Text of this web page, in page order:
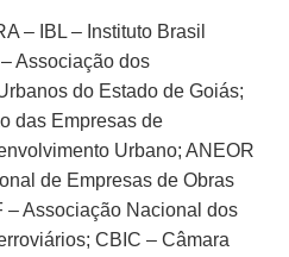
– IBL – Instituto Brasil
Associação dos
do Estado de Goiás;
das Empresas de
Urbano; ANEOR
de Empresas de Obras
– Associação Nacional dos
CBIC – Câmara